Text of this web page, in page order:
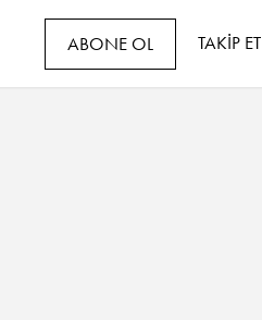
ABONE OL TAKİP ET